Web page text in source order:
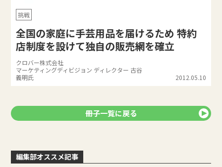
挑戦
全国の家庭に手芸用品を届けるため 特約
店制度を設けて独自の販売網を確立
クロバー株式会社
マーケティングディビジョン ディレクター 古谷
義明氏
2012.05.10
冊子一覧に戻る
編集部オススメ記事